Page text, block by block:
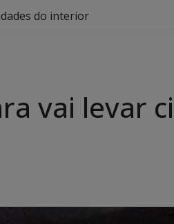
do interior
vai levar